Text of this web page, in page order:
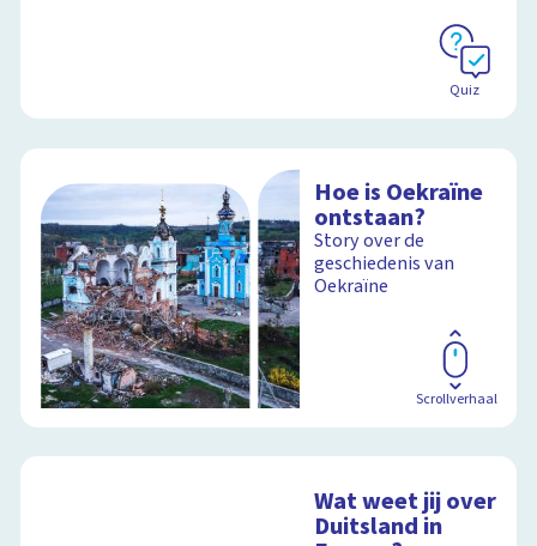
Quiz
Hoe is Oekraïne
ontstaan?
Story over de
geschiedenis van
Oekraïne
Scrollverhaal
Wat weet jij over
Duitsland in